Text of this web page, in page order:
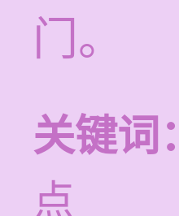
门。
关键词：
点